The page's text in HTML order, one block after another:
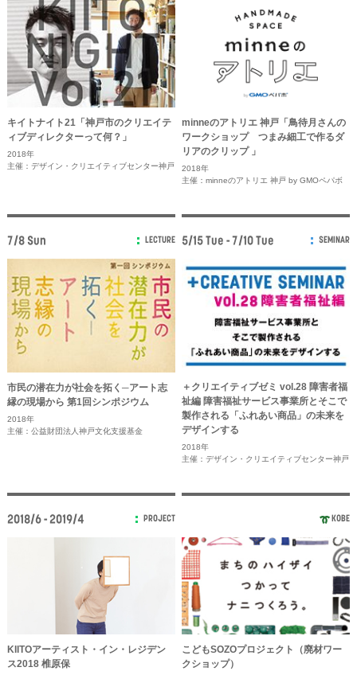
キイトナイト21「神戸市のクリエイテ
ィブディレクターって何？」
2018年
主催：デザイン・クリエイティブセンター神戸
minneのアトリエ 神戸「鳥待月さんの
ワークショップ つまみ細工で作るダ
リアのクリップ 」
2018年
主催：minneのアトリエ 神戸 by GMOペパボ
7/8 Sun LECTURE
市民の潜在力が社会を拓く─アート志
縁の現場から 第1回シンポジウム
2018年
主催：公益財団法人神戸文化支援基金
5/15 Tue - 7/10 Tue SEMINAR
＋クリエイティブゼミ vol.28 障害者福
祉編 障害福祉サービス事業所とそこで
製作される「ふれあい商品」の未来を
デザインする
2018年
主催：デザイン・クリエイティブセンター神戸
2018/6 - 2019/4 PROJECT
KIITOアーティスト・イン・レジデン
ス2018 椎原保
KOBE
こどもSOZOプロジェクト（廃材ワー
クショップ）